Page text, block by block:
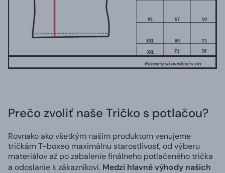
Prečo zvoliť naše Tričko s potlačou?
Rovnako ako všetkým našim produktom venujeme
tričkám T-boxeo maximálnu starostlivosť, od výberu
materiálov až po zabalenie finálneho potlačeného trička
a odoslanie k zákazníkovi. Medzi hlavné výhody našich